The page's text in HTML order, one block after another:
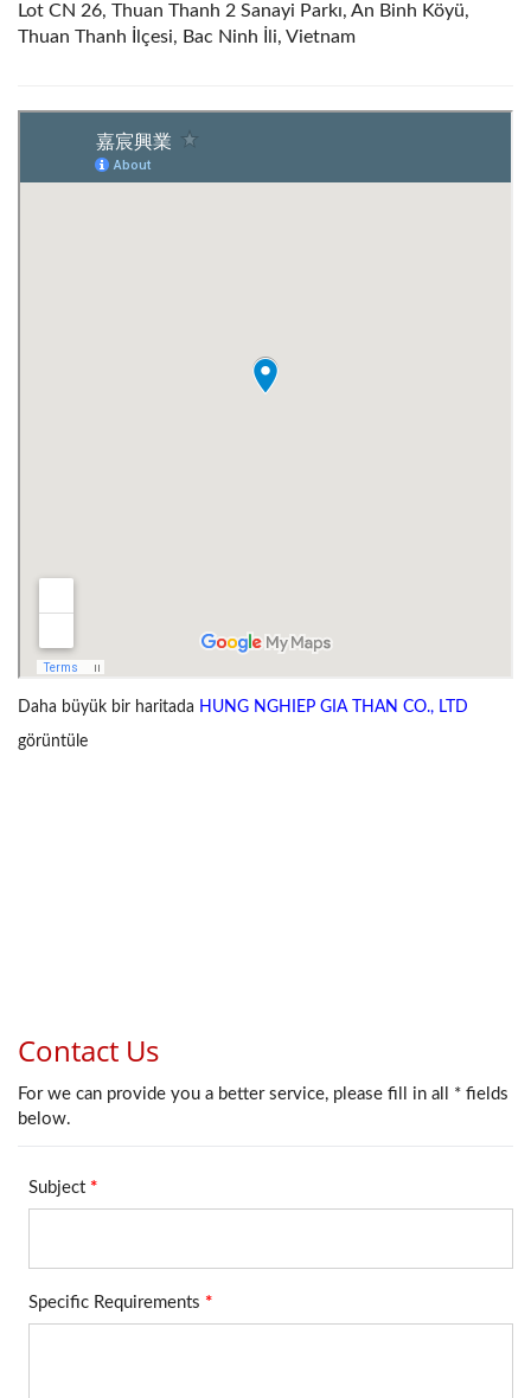
Lot CN 26, Thuan Thanh 2 Sanayi Parkı, An Binh Köyü,
Thuan Thanh İlçesi, Bac Ninh İli, Vietnam
Daha büyük bir haritada HUNG NGHIEP GIA THAN CO., LTD
görüntüle